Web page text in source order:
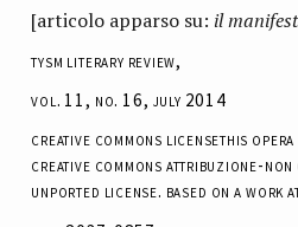
[articolo apparso su: il
tysm literary review,
vol. 11, no. 16, july 2014
creative commons licensethis opera
creative commons attribuzione-non
unported license. based on a work